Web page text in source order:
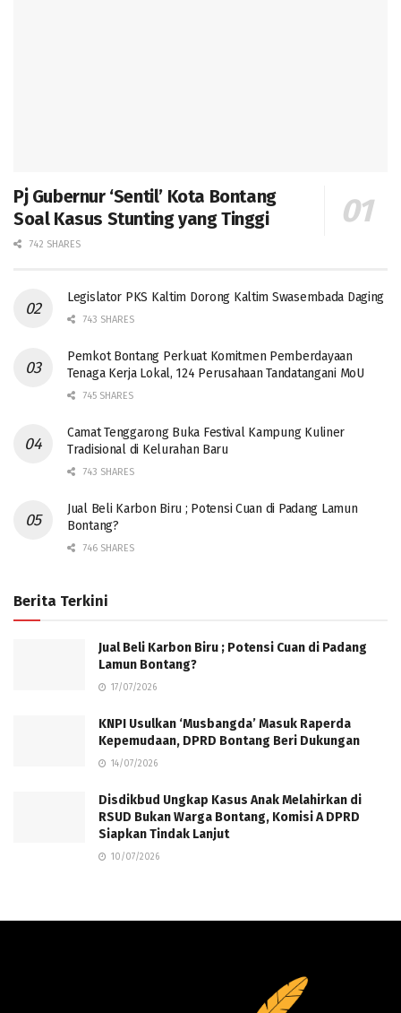
Pj Gubernur ‘Sentil’ Kota Bontang
Soal Kasus Stunting yang Tinggi
742 SHARES
Legislator PKS Kaltim Dorong Kaltim Swasembada Daging
743 SHARES
Pemkot Bontang Perkuat Komitmen Pemberdayaan
Tenaga Kerja Lokal, 124 Perusahaan Tandatangani MoU
745 SHARES
Camat Tenggarong Buka Festival Kampung Kuliner
Tradisional di Kelurahan Baru
743 SHARES
Jual Beli Karbon Biru ; Potensi Cuan di Padang Lamun
Bontang?
746 SHARES
Berita Terkini
Jual Beli Karbon Biru ; Potensi Cuan di Padang
Lamun Bontang?
17/07/2026
KNPI Usulkan ‘Musbangda’ Masuk Raperda
Kepemudaan, DPRD Bontang Beri Dukungan
14/07/2026
Disdikbud Ungkap Kasus Anak Melahirkan di
RSUD Bukan Warga Bontang, Komisi A DPRD
Siapkan Tindak Lanjut
10/07/2026